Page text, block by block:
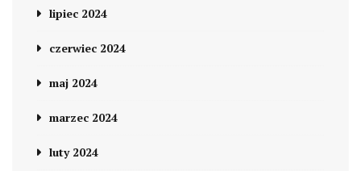
lipiec 2024
czerwiec 2024
maj 2024
marzec 2024
luty 2024